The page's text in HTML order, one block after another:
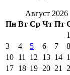
Август 2026
Пн Вт Ср Чт Пт
1
3
4 5 6 7 8
10 11 12 13 14
17 18 19 20 21